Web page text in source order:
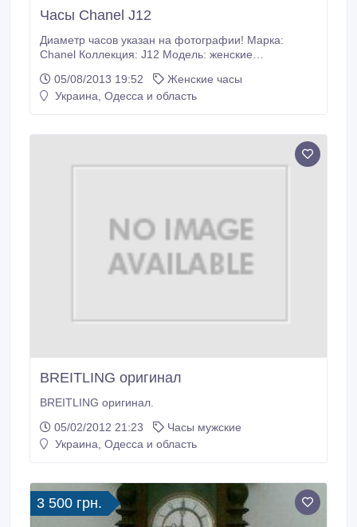
Часы Chanel J12
Диаметр часов указан на фотографии! Марка:
Chanel Коллекция: J12 Модель: женские
керамика (форма: круг) Стекло: сапфировое
Водозащита: брызги воды (W30) Ремешок:
05/08/2013 19:52
Женские часы
Украина, Одесса и область
BREITLING оригинал
BREITLING оригинал.
05/02/2012 21:23
Часы мужские
Украина, Одесса и область
3 500 грн.